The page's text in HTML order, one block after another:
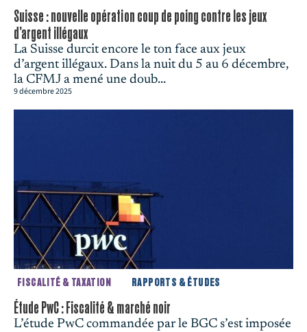
Suisse : nouvelle opération coup de poing contre les jeux
d’argent illégaux
La Suisse durcit encore le ton face aux jeux
d’argent illégaux. Dans la nuit du 5 au 6 décembre,
la CFMJ a mené une doub...
9 décembre 2025
FISCALITÉ & TAXATION RAPPORTS & ÉTUDES
Étude PwC : Fiscalité & marché noir
L’étude PwC commandée par le BGC s’est imposée